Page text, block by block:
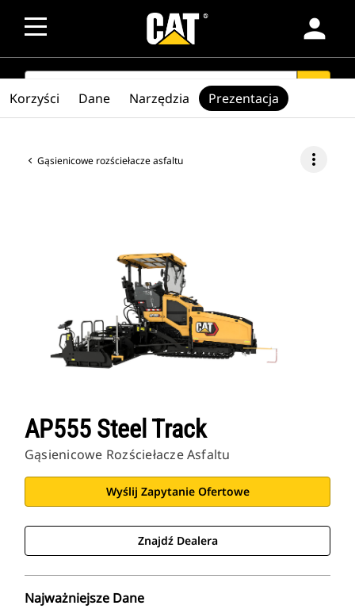
person
SEARCH
Gąsienicowe rozściełacze asfaltu more_vert
AP555 Steel Track
Gąsienicowe Rozściełacze Asfaltu
Wyślij Zapytanie Ofertowe
Znajdź Dealera
Najważniejsze Dane
Korzyści Dane Narzędzia Prezentacja